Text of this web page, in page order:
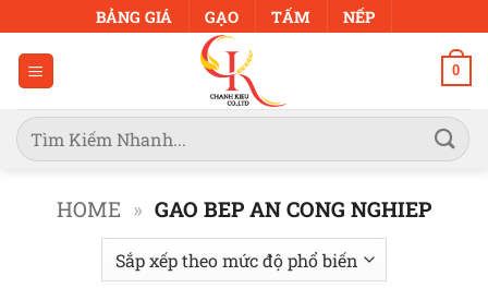
qua
dung
BẢNG GIÁ GẠO TẤM NẾP
0
Tìm
kiếm:
HOME » GAO BEP AN CONG NGHIEP